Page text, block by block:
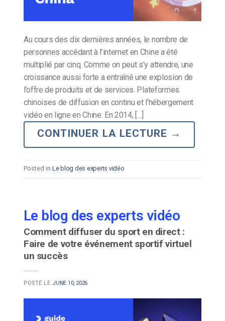
Au cours des dix dernières années, le nombre de
personnes accédant à l’internet en Chine a été
multiplié par cinq. Comme on peut s’y attendre, une
croissance aussi forte a entraîné une explosion de
l’offre de produits et de services. Plateformes
chinoises de diffusion en continu et l’hébergement
vidéo en ligne en Chine. En 2014, […]
CONTINUER LA LECTURE →
Posted in Le blog des experts vidéo
Le blog des experts vidéo
Comment diffuser du sport en direct :
Faire de votre événement sportif virtuel
un succès
POSTÉ LE JUNE 10, 2026